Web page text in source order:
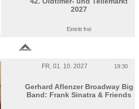
2027
Eintritt frei
FR, 01. 10. 2027 19:30
Gerhard Aflenzer Broadway Big
Band: Frank Sinatra & Friends